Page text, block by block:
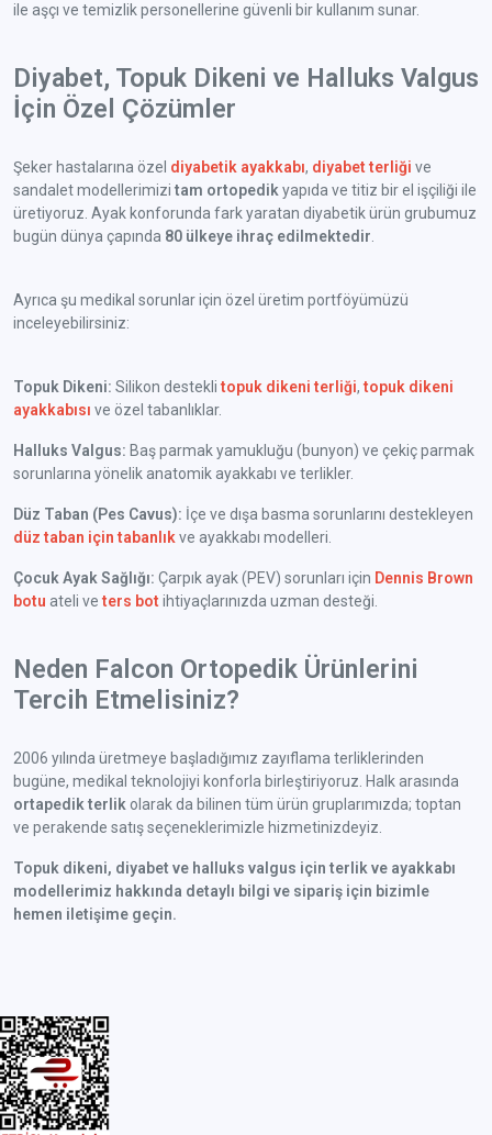
ile aşçı ve temizlik personellerine güvenli bir kullanım sunar.
Diyabet, Topuk Dikeni ve Halluks Valgus
İçin Özel Çözümler
Şeker hastalarına özel diyabetik ayakkabı, diyabet terliği ve
sandalet modellerimizi tam ortopedik yapıda ve titiz bir el işçiliği ile
üretiyoruz. Ayak konforunda fark yaratan diyabetik ürün grubumuz
bugün dünya çapında 80 ülkeye ihraç edilmektedir
Ayrıca şu medikal sorunlar için özel üretim portföyümüzü
inceleyebilirsiniz:
Topuk Dikeni: Silikon desteklitopuk dikeni terliği,topuk dikeni
ayakkabısı ve özel tabanlıklar.
Halluks Valgus: Baş parmak yamukluğu (bunyon) ve çekiç parmak
sorunlarına yönelik anatomik ayakkabı ve terlikler.
Düz Taban (Pes Cavus): İçe ve dışa basma sorunlarını destekleyen
düz taban için tabanlık ve ayakkabı modelleri.
Çocuk Ayak Sağlığı: Çarpık ayak (PEV) sorunları için Dennis Brown
botu ateli veters bot ihtiyaçlarınızda uzman desteği.
Neden Falcon Ortopedik Ürünlerini
Tercih Etmelisiniz?
2006 yılında üretmeye başladığımız zayıflama terliklerinden
bugüne, medikal teknolojiyi konforla birleştiriyoruz. Halk arasında
ortapedik terlik olarak da bilinen tüm ürün gruplarımızda; toptan
ve perakende satış seçeneklerimizle hizmetinizdeyiz.
Topuk dikeni, diyabet ve halluks valgus için terlik ve ayakkabı
modellerimiz hakkında detaylı bilgi ve sipariş için bizimle
hemen iletişime geçin.